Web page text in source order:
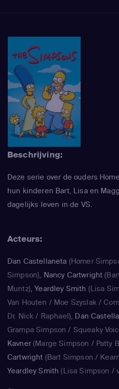
Beschrijving:
Deze serie over de ouders
hun kinderen Bart, Lisa en
dagelijks leven in de VS.
Acteurs:
Dan Castellaneta (Homer
Simpson), Nancy Cartwright
Muntz),Yeardley Smith (Lisa
Van Houten / Moe Szyslak /
Dr. Nick / Raphael), Dan
Grampa Simpson / Squeaky
Kavner(Marge Simpson / Patty
Cartwright (Bart Simpson /
Yeardley Smith (Lisa Simpson /